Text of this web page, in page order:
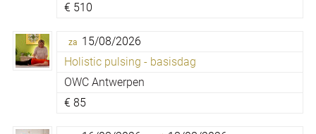
€ 510
za 15/08/2026
Holistic pulsing - basisdag
OWC Antwerpen
€ 85